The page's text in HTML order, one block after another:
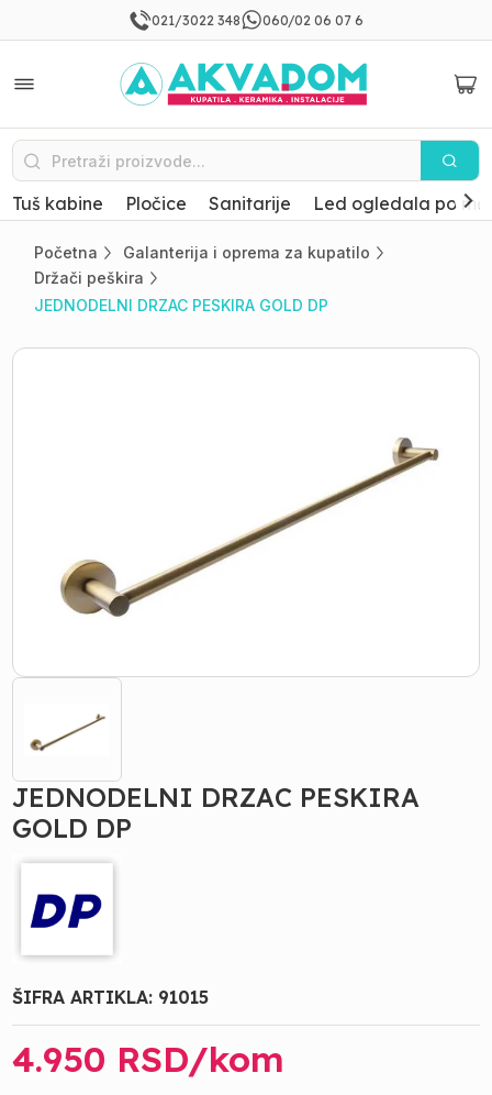
021/3022 348 060/02 06 07 6
Tuš kabine Pločice Sanitarije Led ogledala po
Početna
Galanterija i oprema za kupatilo
Držači peškira
JEDNODELNI DRZAC PESKIRA GOLD DP
JEDNODELNI DRZAC PESKIRA
GOLD DP
ŠIFRA ARTIKLA: 91015
4.950 RSD/kom